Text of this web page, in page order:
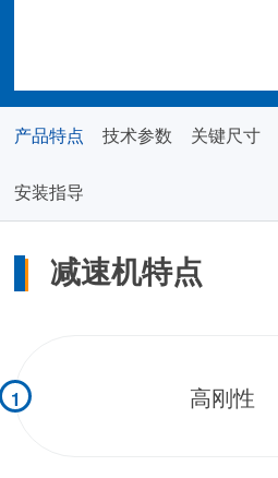
产品特点 技术参数 关键尺寸
安装指导
减速机特点
1 高刚性